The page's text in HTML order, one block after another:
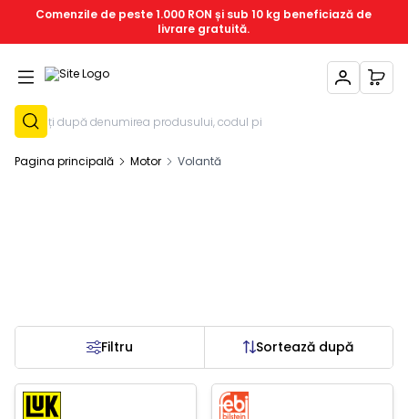
Comenzile de peste 1.000 RON și sub 10 kg beneficiază de
livrare gratuită.
Contul Meu
Înregistrează-
Pagina principală Motor Volantă
Filtru Sortează după
Epuizat Stoc Epuizat